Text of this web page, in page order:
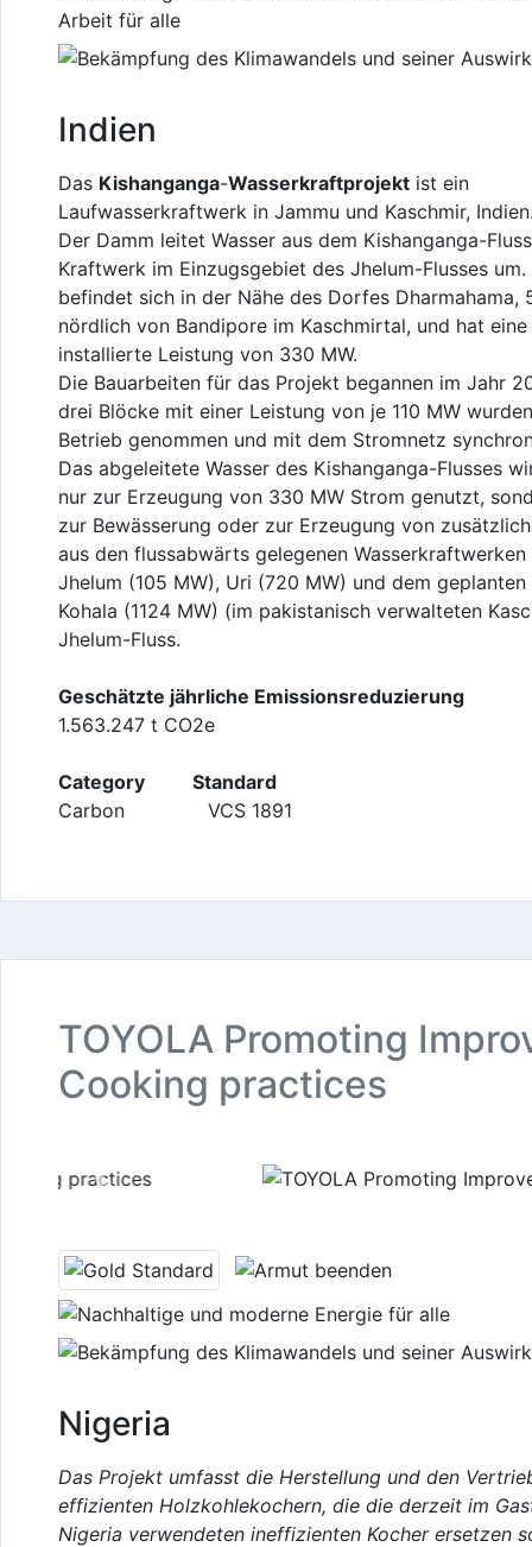
Indien
Das Kishanganga-Wasserkraftprojekt ist ein
Laufwasserkraftwerk in Jammu und Kaschmir,
Der Damm leitet Wasser aus dem Kishanganga-
Kraftwerk im Einzugsgebiet des Jhelum-Flusses um.
befindet sich in der Nähe des Dorfes Dharmahama,
nördlich von Bandipore im Kaschmirtal, und hat eine
installierte Leistung von 330 MW.
Die Bauarbeiten für das Projekt begannen im Jahr
drei Blöcke mit einer Leistung von je 110 MW
Betrieb genommen und mit dem Stromnetz
Das abgeleitete Wasser des Kishanganga-Flusses
nur zur Erzeugung von 330 MW Strom genutzt,
zur Bewässerung oder zur Erzeugung von
aus den flussabwärts gelegenen
Jhelum (105 MW), Uri (720 MW) und dem
Kohala (1124 MW) (im pakistanisch verwalteten
Jhelum-Fluss.
Geschätzte jährliche Emissionsreduzierung
1.563.247 t CO2e
Category Standard
Carbon VCS 1891
TOYOLA Promoting
Cooking practices
Previous
Nigeria
Das Projekt umfasst die Herstellung und den
effizienten Holzkohlekochern, die die derzeit im
Nigeria verwendeten ineffizienten Kocher ersetzen